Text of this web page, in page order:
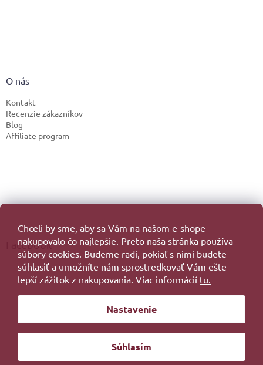
Chceli by sme, aby sa Vám na našom e-shope
nakupovalo čo najlepšie. Preto naša stránka používa
súbory cookies. Budeme radi, pokiaľ s nimi budete
súhlasiť a umožníte nám sprostredkovať Vám ešte
lepší zážitok z nakupovania. Viac informácií tu.
Nastavenie
Súhlasím
O nás
Kontakt
Recenzie zákazníkov
Blog
Affiliate program
Facebook
Vytvoril Shoptet
Copyright 2026. Všetky práva vyhradené.
Redesign byFilipesmedia 🧡